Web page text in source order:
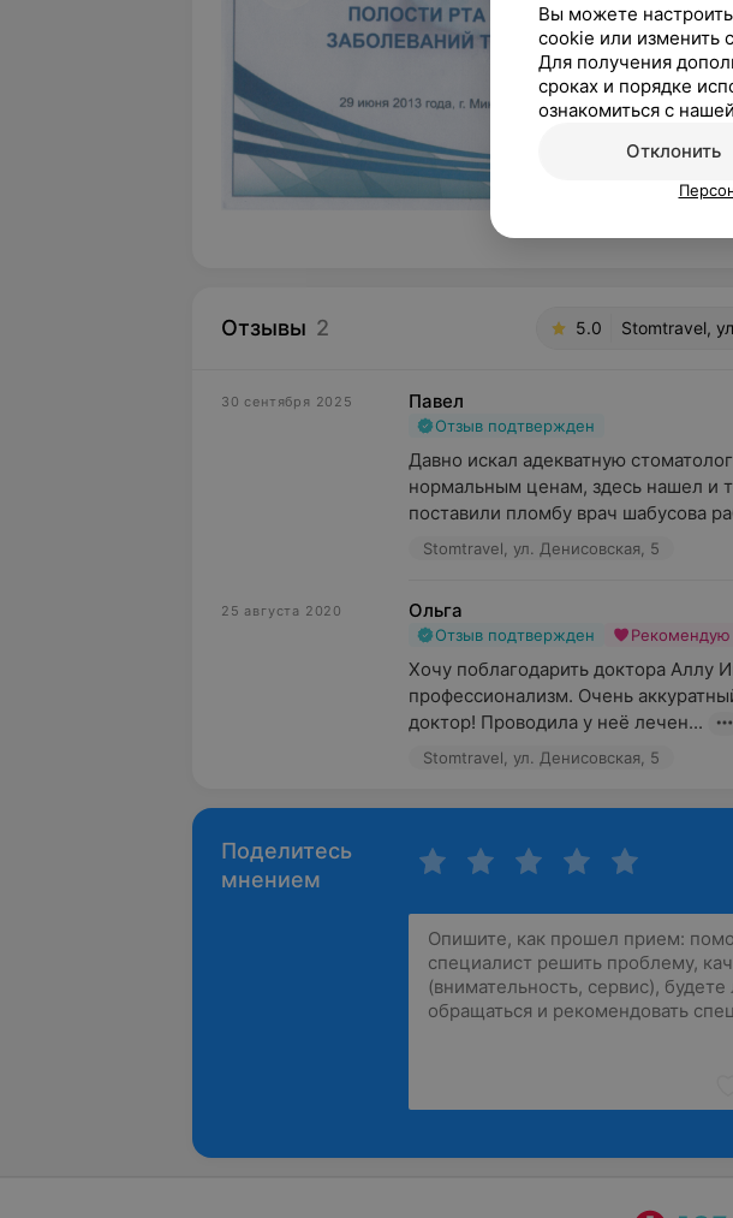
Отзывы 2 5.0 Stomtravel,
30 сентября 2025 Павел
Отзыв подтвержден
Давно искал адекватную
нормальным ценам, здесь нашел и
поставили пломбу врач шабусова
Stomtravel, ул. Денисовская, 5
25 августа 2020 Ольга
Отзыв подтвержден Рекомендую
Хочу поблагодарить доктора Аллу
профессионализм. Очень
доктор! Проводила у неё лечен...
Stomtravel, ул. Денисовская, 5
Поделитесь
мнением
Вы можете
cookie или изменить
Для получения
сроках и порядке
ознакомиться с нашей
Отклонить